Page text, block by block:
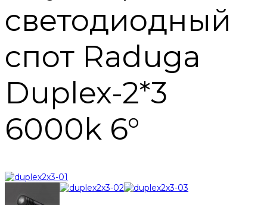
светодиодный
спот Raduga
Duplex-2*3
6000k 6°